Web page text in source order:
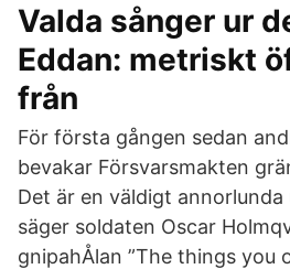
Valda sånger ur
Eddan: metriskt
från
För första gången sedan
bevakar Försvarsmakten
Det är en väldigt
säger soldaten Oscar
gnipahÅlan ”The things you